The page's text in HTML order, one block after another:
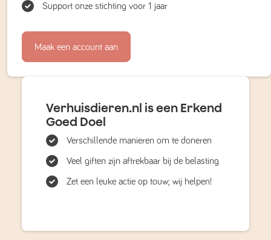
Support onze stichting voor 1 jaar
Maak een account aan
Verhuisdieren.nl is een Erkend
Goed Doel
Verschillende manieren om te doneren
Veel giften zijn aftrekbaar bij de belasting
Zet een leuke actie op touw; wij helpen!